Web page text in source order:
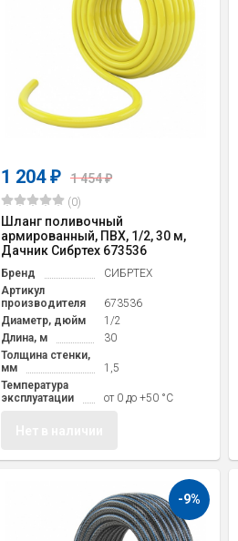
1 204₽ 1 454₽
(0)
Шланг поливочный
армированный, ПВХ, 1/2, 30 м,
Дачник Сибртех 673536
Бренд
СИБРТЕХ
Артикул
производителя
673536
Диаметр, дюйм
1/2
Длина, м
30
Толщина стенки,
мм
1,5
Температура
эксплуатации
от 0 до +50 °С
-9%